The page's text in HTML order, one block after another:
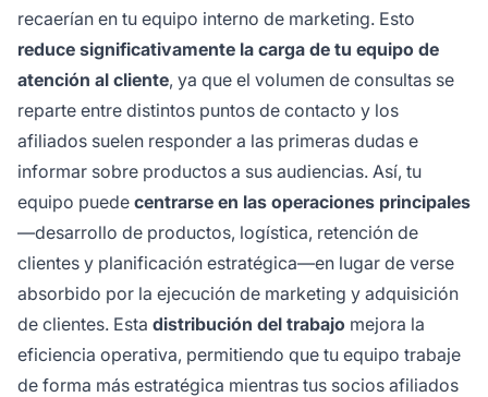
recaerían en tu equipo interno de marketing. Esto
reduce significativamente la carga de tu equipo de
atención al cliente, ya que el volumen de consultas se
reparte entre distintos puntos de contacto y los
afiliados suelen responder a las primeras dudas e
informar sobre productos a sus audiencias. Así, tu
equipo puede centrarse en las operaciones principales
—desarrollo de productos, logística, retención de
clientes y planificación estratégica—en lugar de verse
absorbido por la ejecución de marketing y adquisición
de clientes. Esta distribución del trabajo mejora la
eficiencia operativa, permitiendo que tu equipo trabaje
de forma más estratégica mientras tus socios afiliados